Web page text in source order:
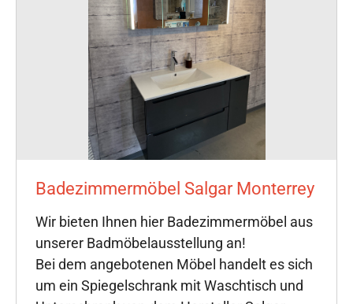
Badezimmermöbel Salgar Monterrey
Wir bieten Ihnen hier Badezimmermöbel aus
unserer Badmöbelausstellung an!
Bei dem angebotenen Möbel handelt es sich
um ein Spiegelschrank mit Waschtisch und